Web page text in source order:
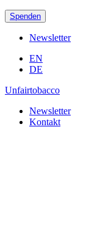
Spenden
Newsletter
EN
DE
Unfairtobacco
Newsletter
Kontakt